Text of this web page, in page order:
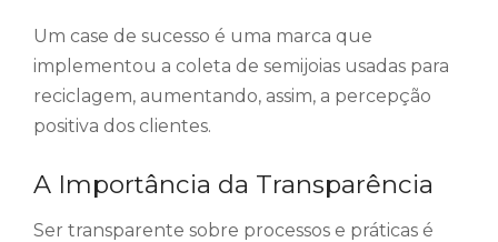
Um case de sucesso é uma marca que
implementou a coleta de semijoias usadas para
reciclagem, aumentando, assim, a percepção
positiva dos clientes.
A Importância da Transparência
Ser transparente sobre processos e práticas é